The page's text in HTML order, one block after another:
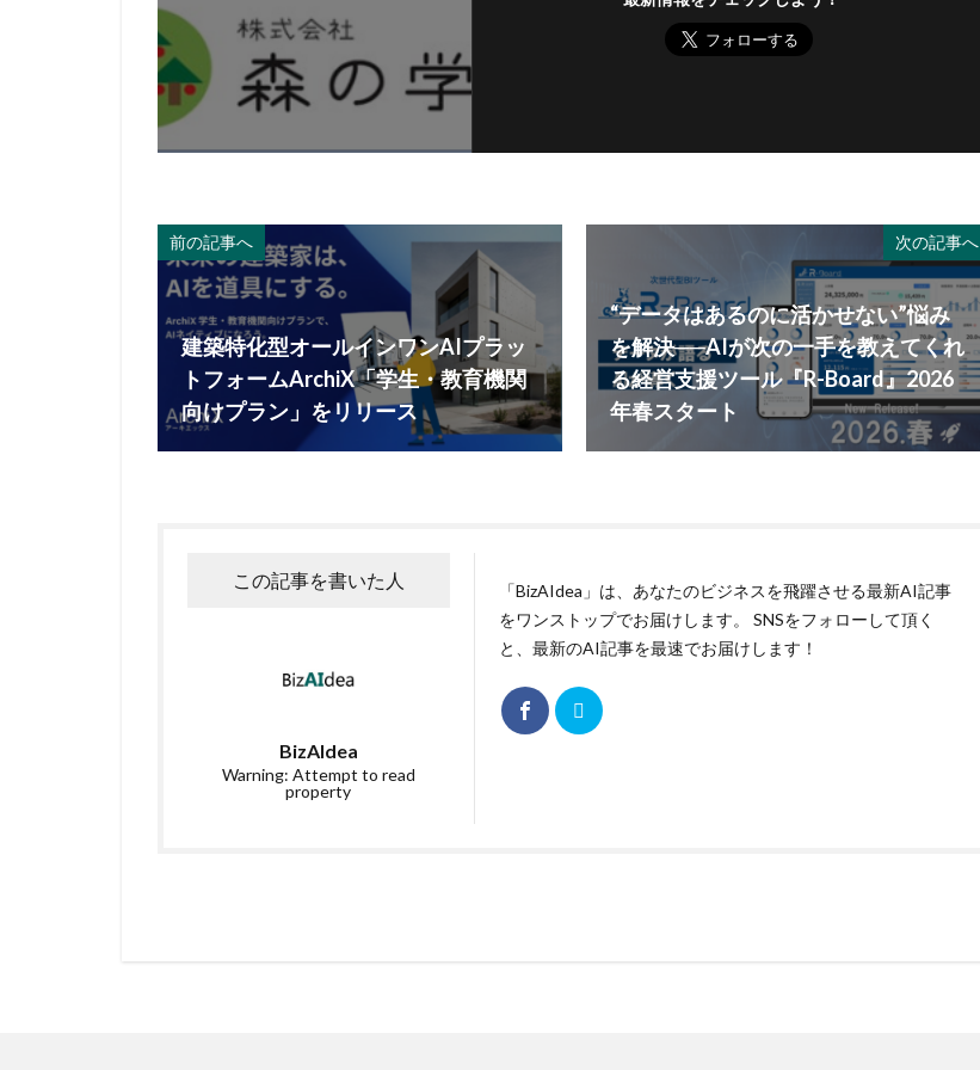
前の記事へ
建築特化型オールインワンAIプラッ
トフォームArchiX「学生・教育機関
向けプラン」をリリース
次の記事へ
“データはあるのに活かせない”悩み
を解決──AIが次の一手を教えてくれ
る経営支援ツール『R-Board』2026
年春スタート
この記事を書いた人
BizAIdea
Warning: Attempt to read
property
「BizAIdea」は、あなたのビジネスを飛躍させる最新AI記事
をワンストップでお届けします。 SNSをフォローして頂く
と、最新のAI記事を最速でお届けします！